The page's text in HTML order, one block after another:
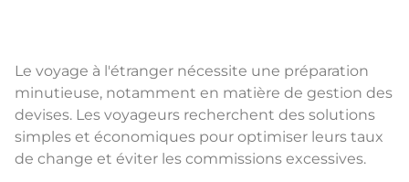
Le voyage à l'étranger nécessite une préparation
minutieuse, notamment en matière de gestion des
devises. Les voyageurs recherchent des solutions
simples et économiques pour optimiser leurs taux
de change et éviter les commissions excessives.